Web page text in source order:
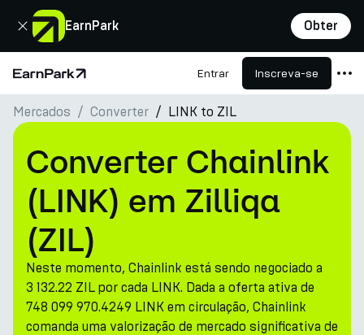
EarnPark Obter
Fechar
Página Inicial Entrar Inscreva-se
Produtos
Mercados
Calculadoras
PARK Token
Recursos
Empresa
Mercados Converter LINK to ZIL
Converter Chainlink
(LINK) em Zilliqa
(ZIL)
Neste momento, Chainlink está sendo negociado a
3 132.22 ZIL por cada LINK. Dada a oferta ativa de
748 099 970.4249 LINK em circulação, Chainlink
comanda uma valorização de mercado significativa de